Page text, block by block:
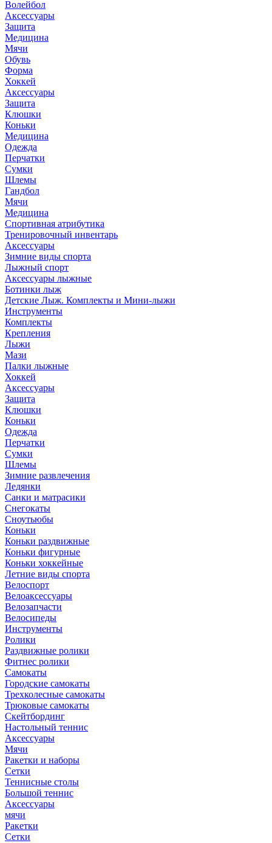
Волейбол
Аксессуары
Защита
Медицина
Мячи
Обувь
Форма
Хоккей
Аксессуары
Защита
Клюшки
Коньки
Медицина
Одежда
Перчатки
Сумки
Шлемы
Гандбол
Мячи
Медицина
Спортивная атрибутика
Тренировочный инвентарь
Аксессуары
Зимние виды спорта
Лыжный спорт
Аксессуары лыжные
Ботинки лыж
Детские Лыж. Комплекты и Мини-лыжи
Инструменты
Комплекты
Крепления
Лыжи
Мази
Палки лыжные
Хоккей
Аксессуары
Защита
Клюшки
Коньки
Одежда
Перчатки
Сумки
Шлемы
Зимние развлечения
Ледянки
Санки и матрасики
Снегокаты
Сноутьюбы
Коньки
Коньки раздвижные
Коньки фигурные
Коньки хоккейные
Летние виды спорта
Велоспорт
Велоаксессуары
Велозапчасти
Велосипеды
Инструменты
Ролики
Раздвижные ролики
Фитнес ролики
Самокаты
Городские самокаты
Трехколесные самокаты
Трюковые самокаты
Скейтбординг
Настольный теннис
Аксессуары
Мячи
Ракетки и наборы
Сетки
Теннисные столы
Большой теннис
Аксессуары
мячи
Ракетки
Сетки